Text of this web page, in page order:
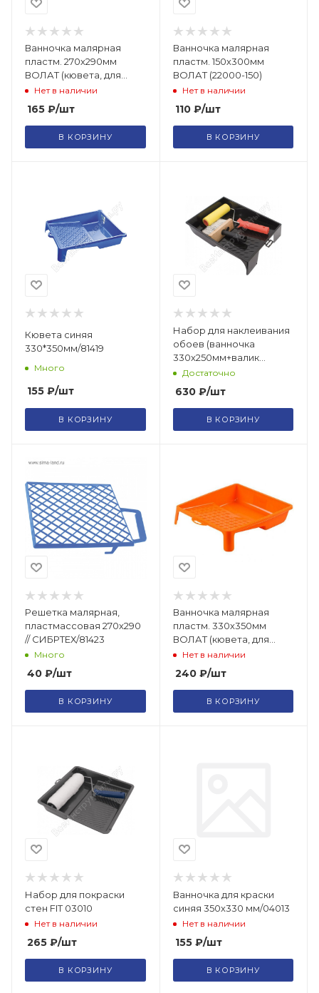
Ванночка малярная
пластм. 270х290мм
ВОЛАТ (кювета, для
валиков длиной до
180мм) (22000-270)
Нет в наличии
165 ₽/шт
В КОРЗИНУ
Ванночка малярная
пластм. 150х300мм
ВОЛАТ (22000-150)
Нет в наличии
110₽/шт
В КОРЗИНУ
Кювета синяя
330*350мм/81419
Много
155 ₽/шт
В КОРЗИНУ
Набор для наклеивания
обоев (ванночка
330х250мм+валик
прижимной
150мм+макловица)
Достаточно
630₽/шт
В КОРЗИНУ
Решетка малярная,
пластмассовая 270х290
// СИБРТЕХ/81423
Много
40 ₽/шт
В КОРЗИНУ
Ванночка малярная
пластм. 330х350мм
ВОЛАТ (кювета, для
валиков длиной до
300мм) (22000-330)
Нет в наличии
240₽/шт
В КОРЗИНУ
Набор для покраски
стен FIT 03010
Нет в наличии
265 ₽/шт
В КОРЗИНУ
Ванночка для краски
синяя 350х330 мм/04013
Нет в наличии
155₽/шт
В КОРЗИНУ